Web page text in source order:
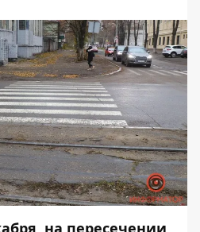
на пересечении